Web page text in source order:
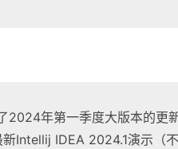
2024年第一季度大版本的更
Intellij IDEA 2024.1演示（